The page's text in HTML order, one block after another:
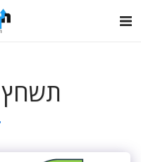
תשחץ 5 - 2024